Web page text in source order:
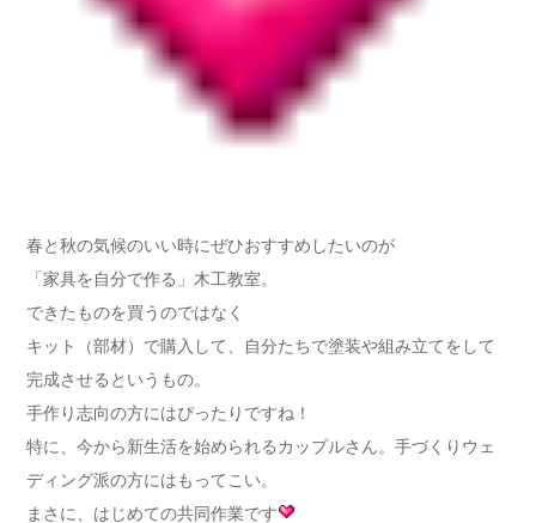
春と秋の気候のいい時にぜひおすすめしたいのが
「家具を自分で作る」木工教室。
できたものを買うのではなく
キット（部材）で購入して、自分たちで塗装や組み立てをして
完成させるというもの。
手作り志向の方にはぴったりですね！
特に、今から新生活を始められるカップルさん。手づくりウェ
ディング派の方にはもってこい。
まさに、はじめての共同作業です